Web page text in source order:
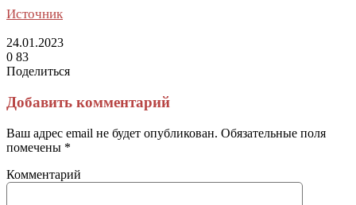
Источник
24.01.2023
0 83
Поделиться
через
электронную
почту
Добавить комментарий
Ваш адрес email не будет опубликован. Обязательные поля
помечены *
Комментарий